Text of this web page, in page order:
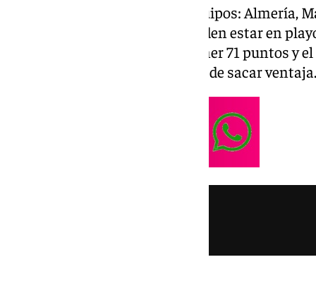
En esta hay implicados seis equipos: Almería,
Burgos y Eibar. Solo cuatro pueden estar en
el que más opciones tiene al tener 71 puntos y
golaverajes a favor también puede sacar ventaja.